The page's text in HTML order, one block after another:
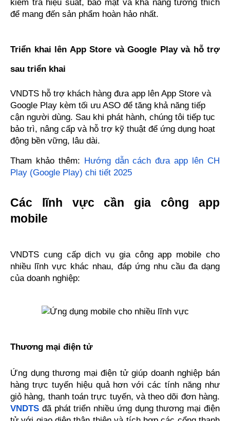
để mang đến sản phẩm hoàn hảo nhất.
Triển khai lên App Store và Google Play và hỗ trợ
sau triển khai
VNDTS hỗ trợ khách hàng đưa app lên App Store và
Google Play kèm tối ưu ASO để tăng khả năng tiếp
cận người dùng. Sau khi phát hành, chúng tôi tiếp tục
bảo trì, nâng cấp và hỗ trợ kỹ thuật để ứng dụng hoạt
động bền vững, lâu dài.
Tham khảo thêm: Hướng dẫn cách đưa app lên CH
Play (Google Play) chi tiết 2025
Các lĩnh vực cần gia công app
mobile
VNDTS cung cấp dịch vụ gia công app mobile cho
nhiều lĩnh vực khác nhau, đáp ứng nhu cầu đa dạng
của doanh nghiệp:
Thương mại điện tử
Ứng dụng thương mại điện tử giúp doanh nghiệp bán
hàng trực tuyến hiệu quả hơn với các tính năng như
VNDTS đã phát triển nhiều ứng dụng thương mại điện